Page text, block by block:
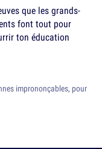
que les grands-
font tout pour
ton éducation
imprononçables, pour